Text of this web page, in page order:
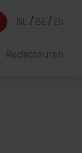
NL / BE / EN
Redacteuren